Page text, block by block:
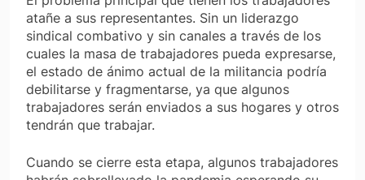
atañe a sus representantes. Sin un liderazgo
sindical combativo y sin canales a través de los
cuales la masa de trabajadores pueda expresarse,
el estado de ánimo actual de la militancia podría
debilitarse y fragmentarse, ya que algunos
trabajadores serán enviados a sus hogares y otros
tendrán que trabajar.
Cuando se cierre esta etapa, algunos trabajadores